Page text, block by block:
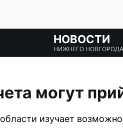
НОВОСТИ
НИЖНЕГО НОВГОРОДА
могут
изучает